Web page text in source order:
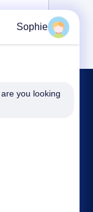
Sophie
you looking